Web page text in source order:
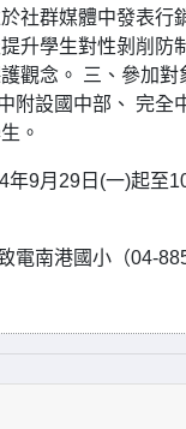
社群媒體中發表行
升學生對性剝削防
觀念。 三、參加對
附設國中部、 完全
。
年9月29日(一)起至
電南港國小（04-